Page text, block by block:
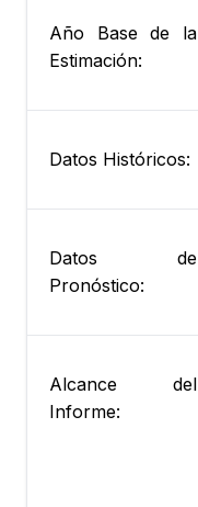
Año Base de la
Estimación:
Datos Históricos:
Datos de
Pronóstico:
Alcance del
Informe: